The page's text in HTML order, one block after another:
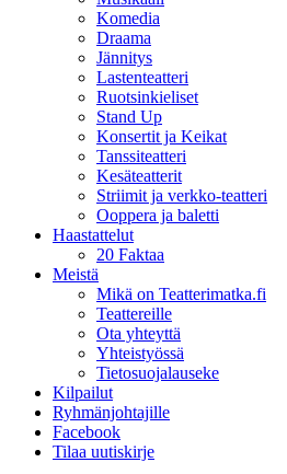
Komedia
Draama
Jännitys
Lastenteatteri
Ruotsinkieliset
Stand Up
Konsertit ja Keikat
Tanssiteatteri
Kesäteatterit
Striimit ja verkko-teatteri
Ooppera ja baletti
Haastattelut
20 Faktaa
Meistä
Mikä on Teatterimatka.fi
Teattereille
Ota yhteyttä
Yhteistyössä
Tietosuojalauseke
Kilpailut
Ryhmänjohtajille
Facebook
Tilaa uutiskirje